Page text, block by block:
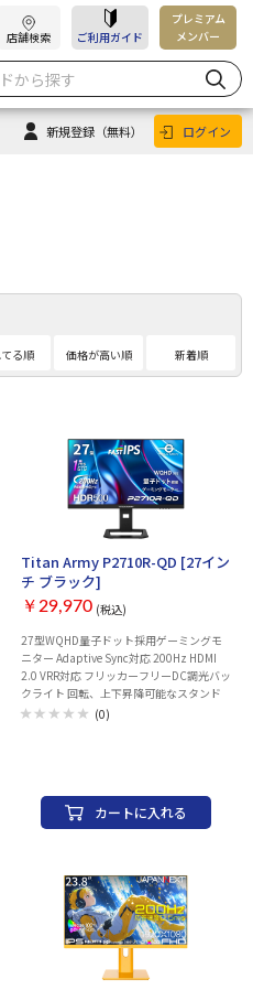
店舗検索 ご利用ガイド
プレミアム
メンバー
新規登録 （無料） ログイン
る順 価格が高い順 新着順
Titan Army P2710R-QD [27イン
チ ブラック]
￥29,970 (税込)
27型WQHD量子ドット採用ゲーミングモ
ニター Adaptive Sync対応 200Hz HDMI
2.0 VRR対応 フリッカーフリーDC調光バッ
クライト 回転、上下昇降可能なスタンド
(0)
カートに入れる